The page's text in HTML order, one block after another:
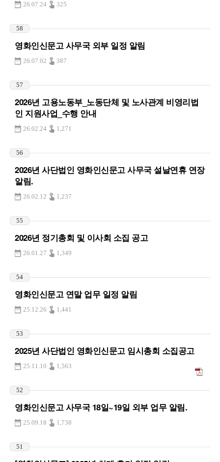
26.07.24 325
58
영화인신문고 사무국 외부 일정 알림
26.07.02 387
57
2026년 고용노동부_노동단체 및 노사관계 비영리법
인 지원사업_수행 안내
26.02.24 1,271
56
2026년 사단법인 영화인신문고 사무국 설날연휴 연장
알림.
26.02.12 1,237
55
2026년 정기총회 및 이사회 소집 공고
26.01.27 1,349
54
영화인신문고 연말 업무 일정 알림
25.12.26 1,441
53
2025년 사단법인 영화인신문고 임시총회 소집공고
25.11.10 1,563
52
영화인신문고 사무국 18일~19일 외부 업무 알림.
25.09.18 1,738
51